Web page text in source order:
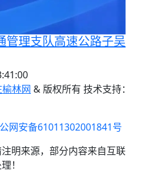
管理支队高速公路子吴
林网 & 版权所有 技术支持：
网安备61011302001841号
明来源，部分内容来自互联
！